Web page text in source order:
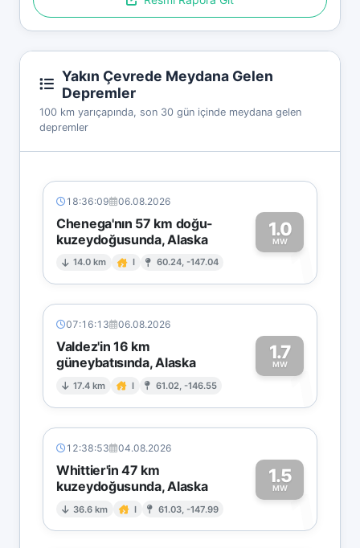
Yakın Çevrede Meydana Gelen
Depremler
100 km yarıçapında, son 30 gün içinde meydana gelen
depremler
18:36:09 06.08.2026
Chenega'nın 57 km doğu-
kuzeydoğusunda, Alaska
14.0 km I 60.24, -147.04
1.0
MW1
07:16:13 06.08.2026
Valdez'in 16 km
güneybatısında, Alaska
17.4 km I 61.02, -146.55
1.7
MW1
12:38:53 04.08.2026
Whittier'in 47 km
kuzeydoğusunda, Alaska
36.6 km I 61.03, -147.99
1.5
MW1